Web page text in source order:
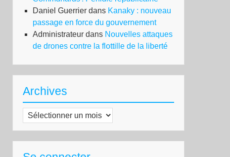
Daniel Guerrier dans Kanaky : nouveau
passage en force du gouvernement
Administrateur dans Nouvelles attaques
de drones contre la flottille de la liberté
Archives
Archives